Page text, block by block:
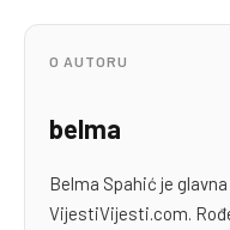
O AUTORU
belma
Belma Spahić je
VijestiVijesti.com.